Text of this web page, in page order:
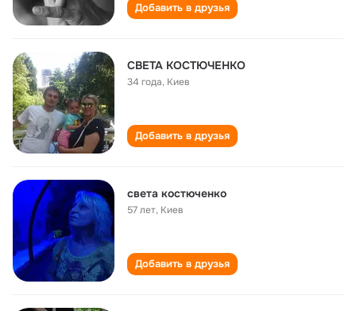
Добавить в друзья
СВЕТА КОСТЮЧЕНКО
34 года, Киев
Добавить в друзья
света костюченко
57 лет, Киев
Добавить в друзья